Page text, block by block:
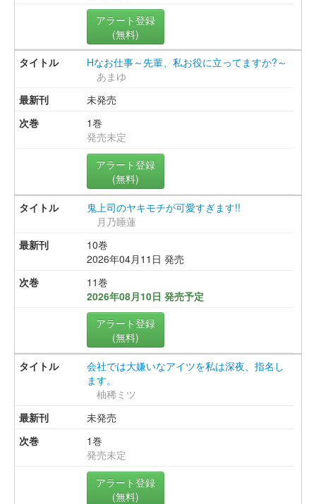
アラート登録
(無料)
Hなお仕事～先輩、私お役に立ってますか?～
あまゆ
未発売
1巻
発売未定
アラート登録
(無料)
鬼上司のヤキモチが可愛すぎます!!
月乃睡蓮
10巻
2026年04月11日 発売
11巻
2026年08月10日 発売予定
アラート登録
(無料)
会社では大嫌いなアイツを私は深夜、指名し
ます。
柚稀ミツ
未発売
1巻
発売未定
アラート登録
(無料)